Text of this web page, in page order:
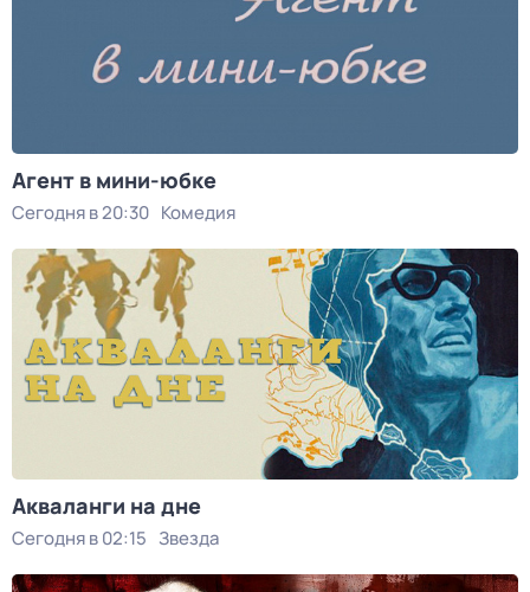
Агент в мини-юбке
Сегодня в 20:30 Комедия
Акваланги на дне
Сегодня в 02:15 Звезда